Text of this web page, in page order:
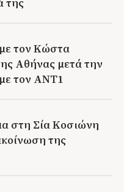
τον Κώστα
Αθήνας μετά την
τον ΑΝΤ1
στη Σία Κοσιώνη
της